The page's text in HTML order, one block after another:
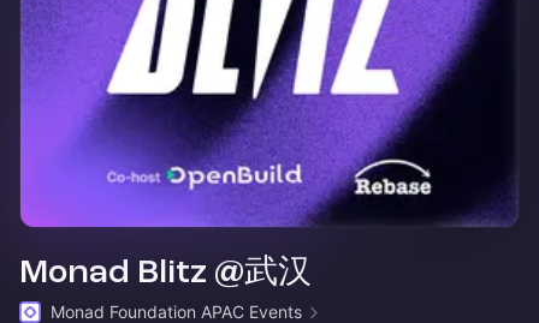
Monad Blitz @武汉
Monad Foundation APAC Events